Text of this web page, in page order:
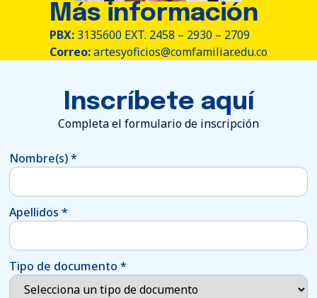
Más información
PBX: 3135600 EXT. 2458 – 2930 – 2709
Correo:artesyoficios@comfamiliar.edu.co
Inscríbete aquí
Completa el formulario de inscripción
Nombre(s)*
Apellidos*
Tipo de documento*